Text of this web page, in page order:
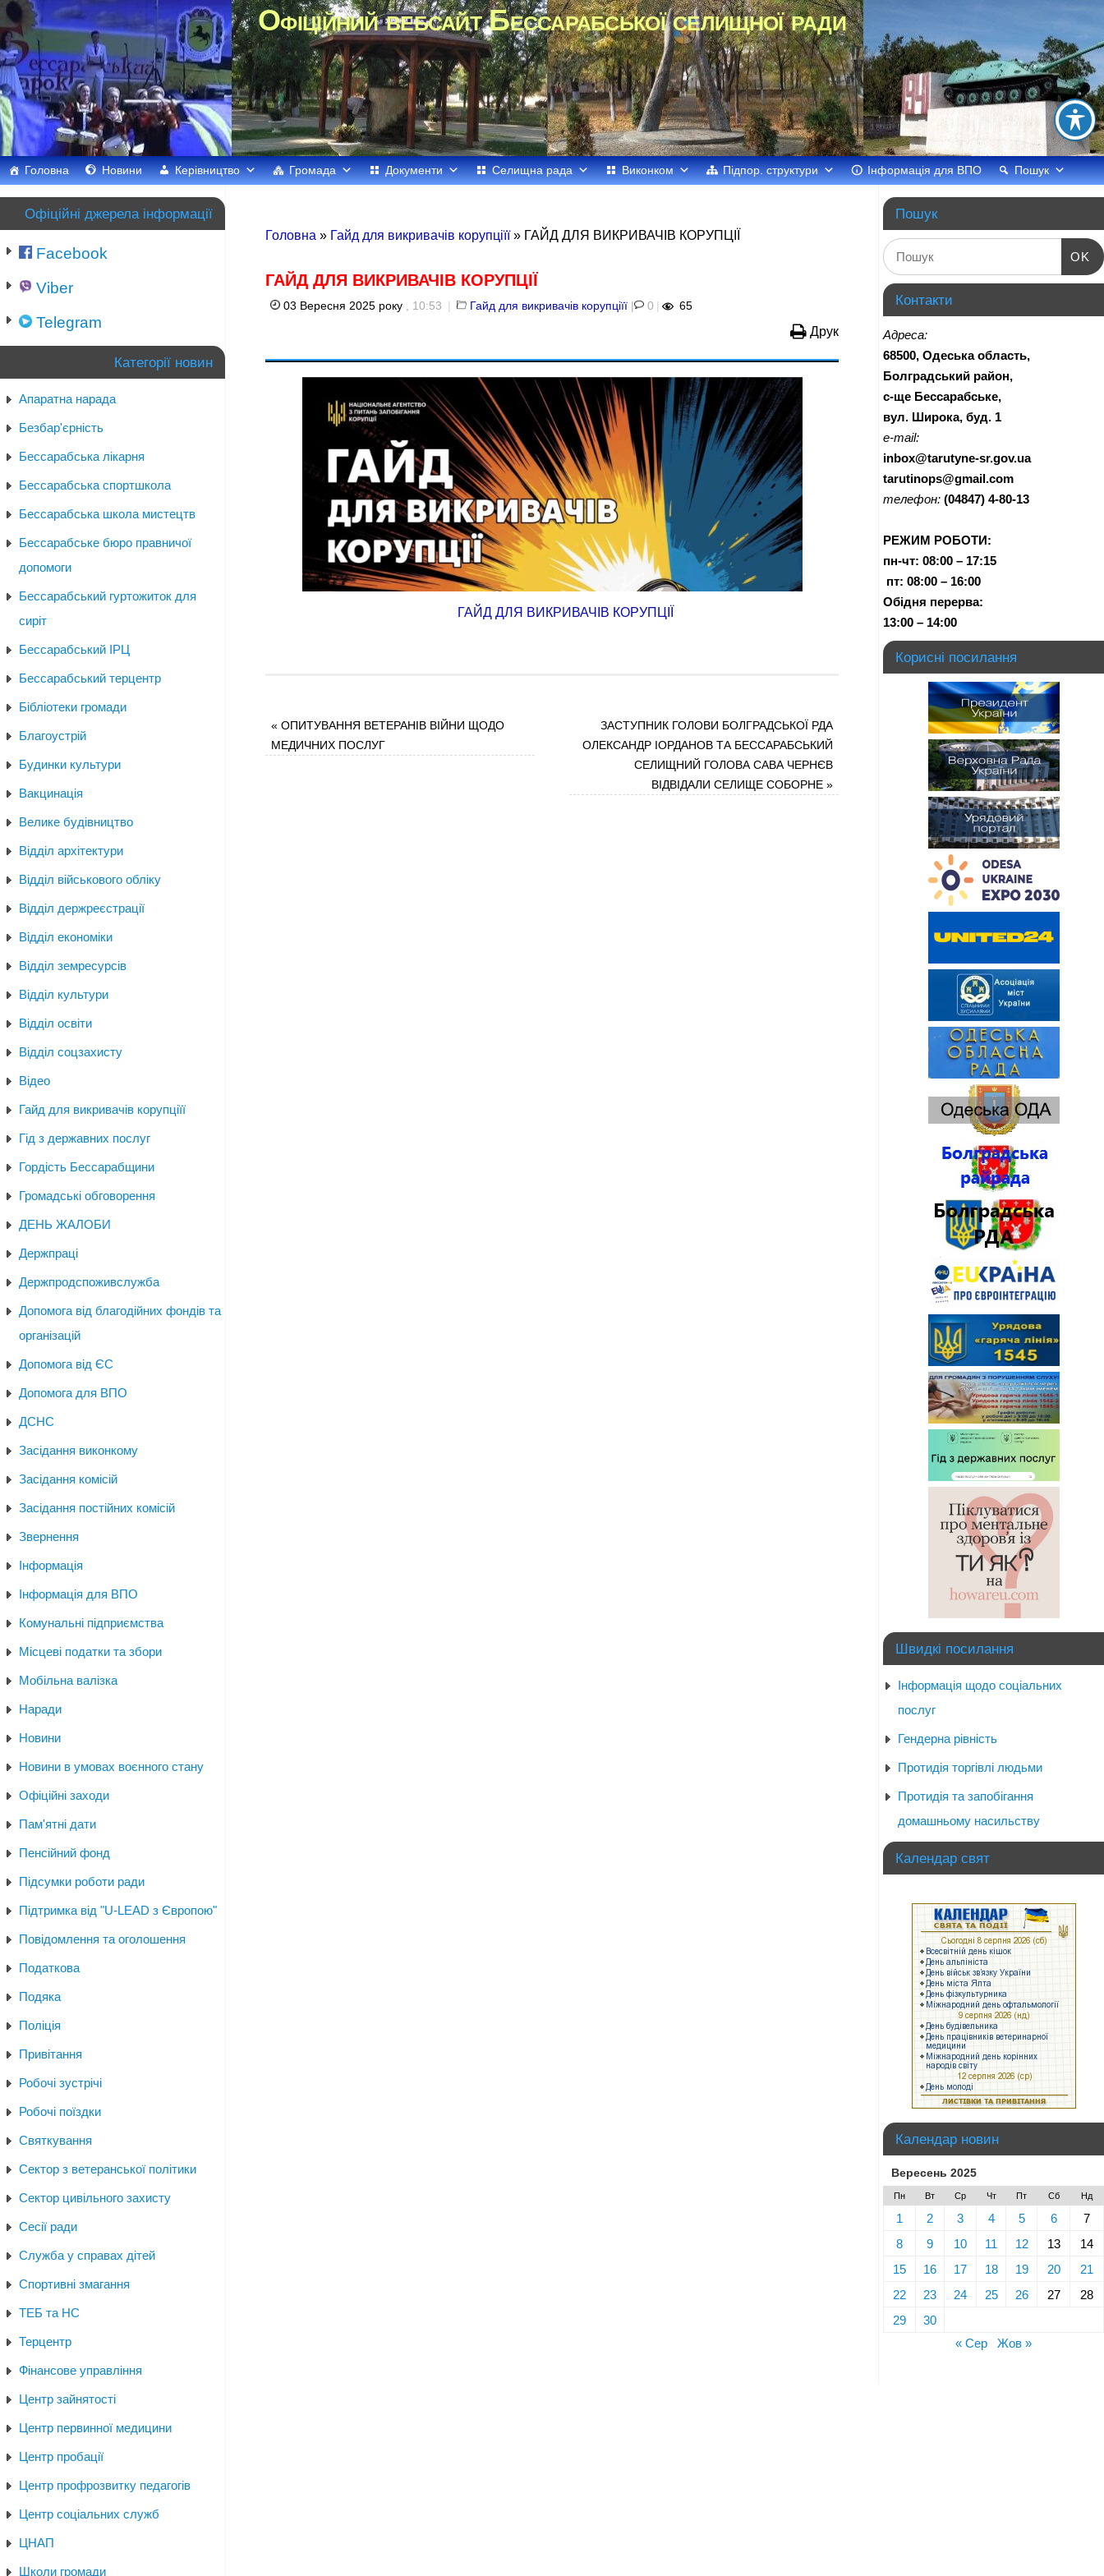
Офіційний вебсайт Бессарабської селищної ради
Головна Новини Керівництво Громада Документи Селищна рада Виконком Підпор. структури Інформація для ВПО Пошук
Головна » Гайд для викривачів корупціїї» ГАЙД ДЛЯ ВИКРИВАЧІВ КОРУПЦІЇ
ГАЙД ДЛЯ ВИКРИВАЧІВ КОРУПЦІЇ
03 Вересня 2025 року , 10:53 | Гайд для викривачів корупціїї | 0 | 65
Друк
ГАЙД ДЛЯ ВИКРИВАЧІВ КОРУПЦІЇ
« ОПИТУВАННЯ ВЕТЕРАНІВ ВІЙНИ ЩОДО
МЕДИЧНИХ ПОСЛУГ
ЗАСТУПНИК ГОЛОВИ БОЛГРАДСЬКОЇ РДА
ОЛЕКСАНДР ІОРДАНОВ ТА БЕССАРАБСЬКИЙ
СЕЛИЩНИЙ ГОЛОВА САВА ЧЕРНЄВ
ВІДВІДАЛИ СЕЛИЩЕ СОБОРНЕ»
Офіційні джерела інформації
Facebook
Viber
Telegram
Категорії новин
Апаратна нарада
Безбар'єрність
Бессарабська лікарня
Бессарабська спортшкола
Бессарабська школа мистецтв
Бессарабське бюро правничої
допомоги
Бессарабський гуртожиток для
сиріт
Бессарабський ІРЦ
Бессарабський терцентр
Бібліотеки громади
Благоустрій
Будинки культури
Вакцинація
Велике будівництво
Відділ архітектури
Відділ військового обліку
Відділ держреєстрації
Відділ економіки
Відділ земресурсів
Відділ культури
Відділ освіти
Відділ соцзахисту
Відео
Гайд для викривачів корупціїї
Гід з державних послуг
Гордість Бессарабщини
Громадські обговорення
ДЕНЬ ЖАЛОБИ
Держпраці
Держпродспоживслужба
Допомога від благодійних фондів та
організацій
Допомога від ЄС
Допомога для ВПО
ДСНС
Засідання виконкому
Засідання комісій
Засідання постійних комісій
Звернення
Інформація
Інформація для ВПО
Комунальні підприємства
Місцеві податки та збори
Мобільна валізка
Наради
Новини
Новини в умовах воєнного стану
Офіційні заходи
Пам'ятні дати
Пенсійний фонд
Підсумки роботи ради
Підтримка від "U-LEAD з Європою"
Повідомлення та оголошення
Податкова
Подяка
Поліція
Привітання
Робочі зустрічі
Робочі поїздки
Святкування
Сектор з ветеранської політики
Сектор цивільного захисту
Сесії ради
Служба у справах дітей
Спортивні змагання
ТЕБ та НС
Терцентр
Фінансове управління
Центр зайнятості
Центр первинної медицини
Центр пробації
Центр профрозвитку педагогів
Центр соціальних служб
ЦНАП
Школи громади
Пошук
OK
Контакти
Адреса:
68500, Одеська область,
Болградський район,
с-ще Бессарабське,
вул. Широка, буд. 1
e-mail:
inbox@tarutyne-sr.gov.ua
tarutinops@gmail.com
телефон: (04847) 4-80-13
РЕЖИМ РОБОТИ:
пн-чт: 08:00 – 17:15
пт: 08:00 – 16:00
Обідня перерва:
13:00 – 14:00
Корисні посилання
Швидкі посилання
Інформація щодо соціальних
послуг
Гендерна рівність
Протидія торгівлі людьми
Протидія та запобігання
домашньому насильству
Календар свят
Календар новин
Вересень 2025
Пн Вт Ср Чт Пт Сб Нд
1 2 3 4 5 6
7
8
9 10 11 12 13
14
15
16 17 18 19 20
21
22
23 24 25 26 27
28
29
30
« Сер
Жов »